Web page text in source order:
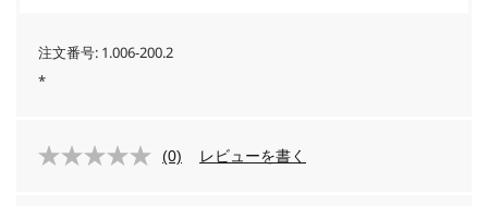
注文番号: 1.006-200.2
*
(0) レビューを書く